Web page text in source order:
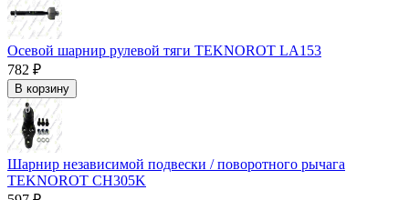
Осевой шарнир рулевой тяги TEKNOROT LA153
782 ₽
В корзину
Шарнир независимой подвески / поворотного рычага
TEKNOROT CH305K